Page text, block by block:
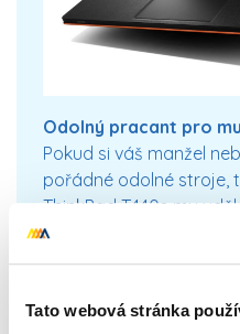
Tato webová stránka
Odolný pracant pro
Pokud si váš manžel
pořádné odolné stroje,
ThinkPad T440s mu
Zaujme nejen svým
posledního detailu, ale i
výdrží baterie. Tenký je